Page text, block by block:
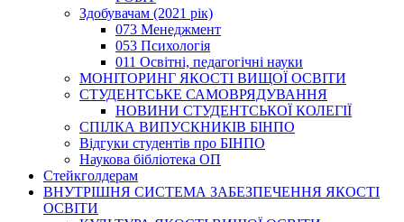
Здобувачам (2021 рік)
073 Менеджмент
053 Психологія
011 Освітні, педагогічні науки
МОНІТОРИНГ ЯКОСТІ ВИЩОЇ ОСВІТИ
СТУДЕНТСЬКЕ САМОВРЯДУВАННЯ
НОВИНИ СТУДЕНТСЬКОЇ КОЛЕГІЇ
СПІЛКА ВИПУСКНИКІВ БІНПО
Відгуки студентів про БІНПО
Наукова бібліотека ОП
Стейкголдерам
ВНУТРІШНЯ СИСТЕМА ЗАБЕЗПЕЧЕННЯ ЯКОСТІ
ОСВІТИ